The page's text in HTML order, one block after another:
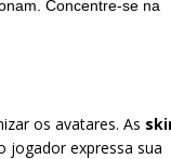
Concentre-se na
os avatares. As
jogador expressa sua